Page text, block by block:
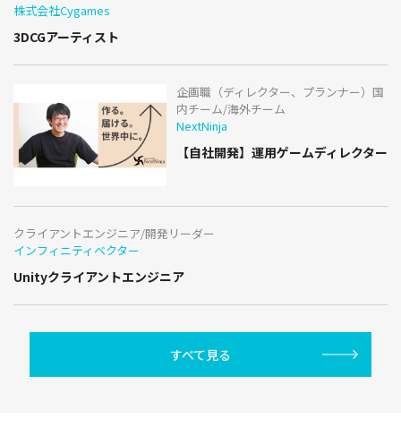
株式会社Cygames
3DCGアーティスト
企画職（ディレクター、プランナー）国
内チーム/海外チーム
NextNinja
【自社開発】運用ゲームディレクター
クライアントエンジニア/開発リーダー
インフィニティベクター
Unityクライアントエンジニア
すべて見る